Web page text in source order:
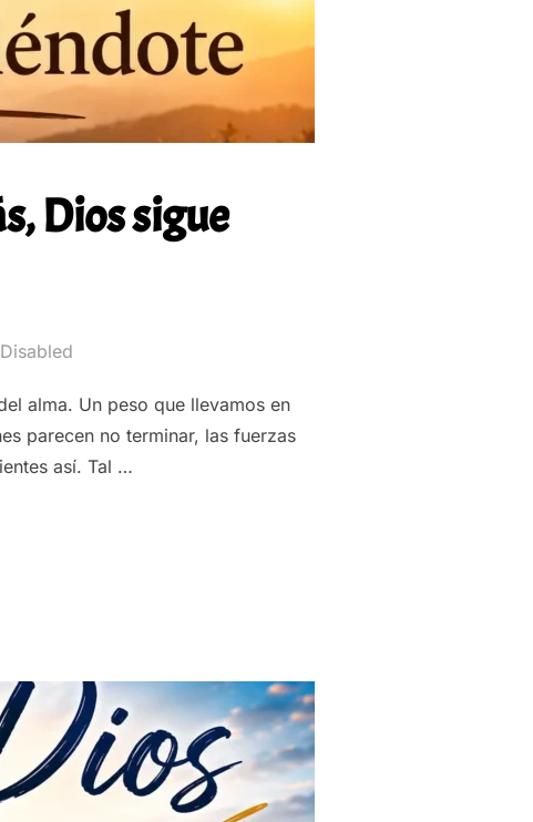
Dios sigue
alma. Un peso que llevamos en
parecen no terminar, las fuerzas
así. Tal …
YA NO PUEDES MÁS, DIOS SIGUE SOSTENIÉNDOTE”